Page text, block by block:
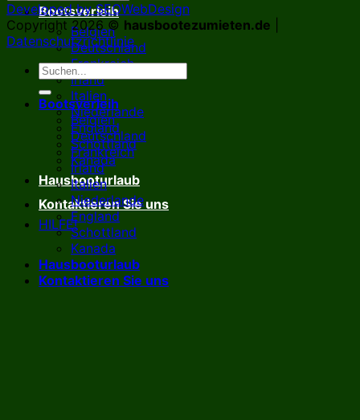
Bootsverleih
Belgien
Deutschland
Frankreich
Irland
Italien
Niederlande
England
Schottland
Kanada
Hausbooturlaub
Kontaktieren Sie uns
HILFE!
Developed by SEOWebDesign
Copyright 2026 © hausbootezumieten.de
Datenschutzrichtlinie
Bootsverleih
Belgien
Deutschland
Frankreich
Irland
Italien
Niederlande
England
Schottland
Kanada
Hausbooturlaub
Kontaktieren Sie uns